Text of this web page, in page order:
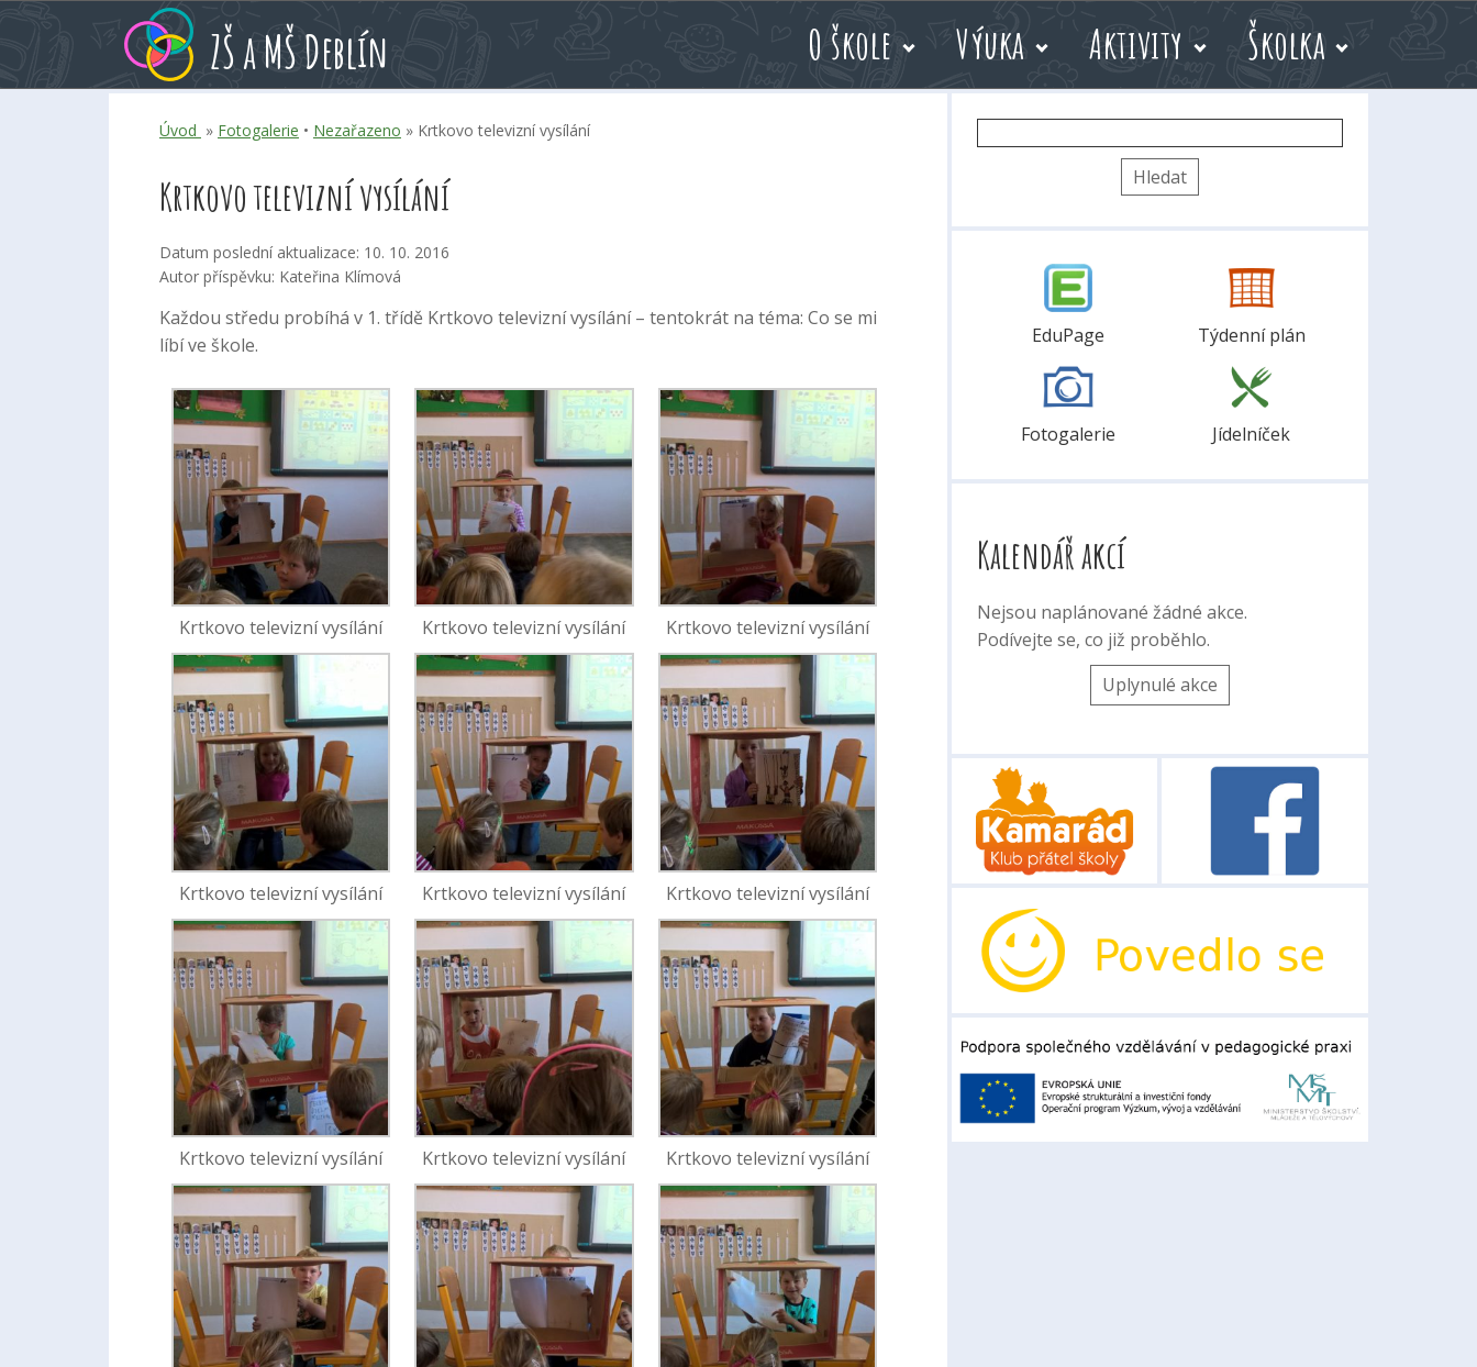
obsah
volby
akcí
ZŠ a MŠ Deblín O škole Výuka Aktivity Školka
Úvod » Fotogalerie • Nezařazeno » Krtkovo televizní vysílání
Krtkovo televizní vysílání
Datum poslední aktualizace: 10. 10. 2016
Autor příspěvku: Kateřina Klímová
Každou středu probíhá v 1. třídě Krtkovo televizní vysílání – tentokrát na téma: Co se mi
líbí ve škole.
Krtkovo televizní vysílání Krtkovo televizní vysílání Krtkovo televizní vysílání
Krtkovo televizní vysílání Krtkovo televizní vysílání Krtkovo televizní vysílání
Krtkovo televizní vysílání Krtkovo televizní vysílání Krtkovo televizní vysílání
EduPage Týdenní plán
Fotogalerie Jídelníček
Kalendář akcí
Nejsou naplánované žádné akce.
Podívejte se, co již proběhlo.
Uplynulé akce